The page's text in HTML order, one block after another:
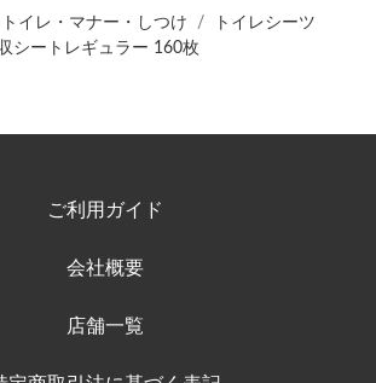
トイレ・マナー・しつけ
トイレシーツ
シートレギュラー 160枚
ご利用ガイド
会社概要
店舗一覧